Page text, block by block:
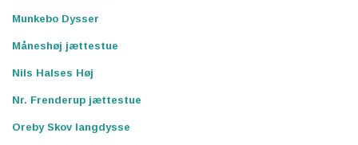
Munkebo Dysser
Måneshøj jættestue
Nils Halses Høj
Nr. Frenderup jættestue
Oreby Skov langdysse